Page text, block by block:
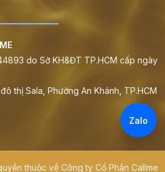
do Sở KH&ĐT TP.HCM cấp ngày
thị Sala, Phường An Khánh, TP.HCM
thuộc về Công ty Cổ Phần Callme
Zalo